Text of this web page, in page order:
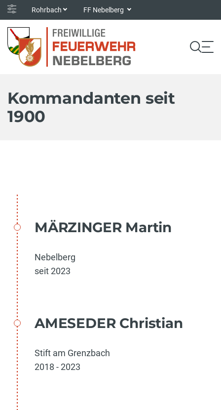
Rohrbach FF Nebelberg
Kommandanten seit
1900
MÄRZINGER Martin
Nebelberg
seit 2023
AMESEDER Christian
Stift am Grenzbach
2018 - 2023